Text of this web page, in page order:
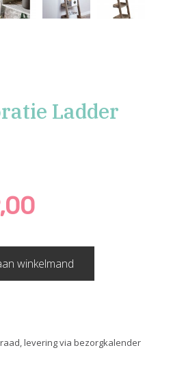
Ladder
winkelmand
levering via bezorgkalender